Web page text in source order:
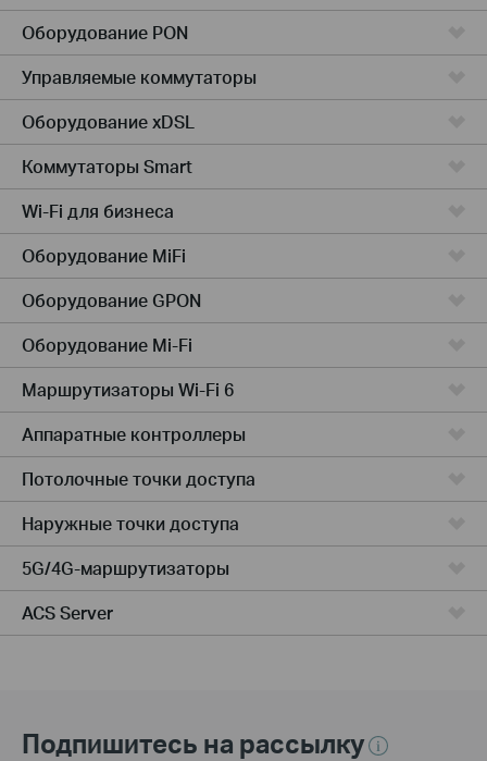
Оборудование PON
Управляемые коммутаторы
Оборудование xDSL
Коммутаторы Smart
Wi-Fi для бизнеса
Оборудование MiFi
Оборудование GPON
Оборудование Mi-Fi
Маршрутизаторы Wi-Fi 6
Аппаратные контроллеры
Потолочные точки доступа
Наружные точки доступа
5G/4G-маршрутизаторы
ACS Server
Подпишитесь на рассылку